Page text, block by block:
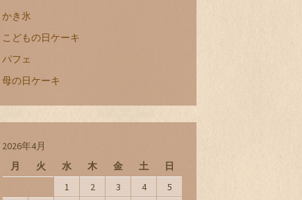
かき氷
こどもの日ケーキ
パフェ
母の日ケーキ
2026年4月
月
火 水 木 金 土 日
1 2 3 4
5